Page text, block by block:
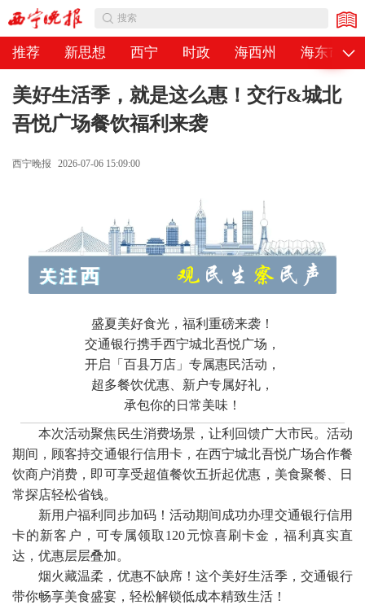
搜索
推荐 新思想 西宁 时政 海西州 海东市
公告
美好生活季，就是这么惠！交行&城北
吾悦广场餐饮福利来袭
西宁晚报 2026-07-06 15:09:00
盛夏美好食光，福利重磅来袭！
交通银行携手西宁城北吾悦广场，
开启「百县万店」专属惠民活动，
超多餐饮优惠、新户专属好礼，
承包你的日常美味！
本次活动聚焦民生消费场景，让利回馈广大市民。活动
期间，顾客持交通银行信用卡，在西宁城北吾悦广场合作餐
饮商户消费，即可享受超值餐饮五折起优惠，美食聚餐、日
常探店轻松省钱。
新用户福利同步加码！活动期间成功办理交通银行信用
卡的新客户，可专属领取120元惊喜刷卡金，福利真实直
达，优惠层层叠加。
烟火藏温柔，优惠不缺席！这个美好生活季，交通银行
带你畅享美食盛宴，轻松解锁低成本精致生活！